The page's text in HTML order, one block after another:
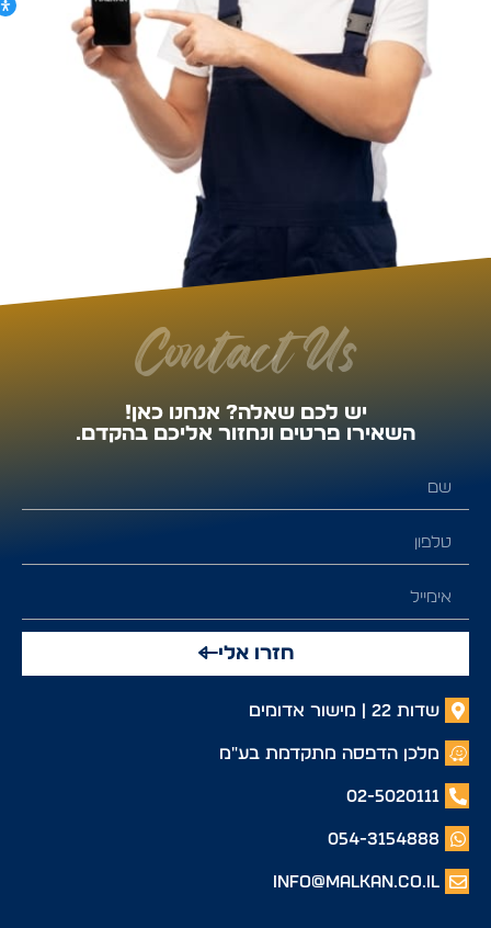
Contact Us
יש לכם שאלה? אנחנו כאן!
השאירו פרטים ונחזור אליכם בהקדם.
חזרו אלי
שדות 22 | מישור אדומים
מלכן הדפסה מתקדמת בע"מ
02-5020111
054-3154888
info@malkan.co.il